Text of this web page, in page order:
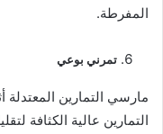
المفرطة.
تمرني بوعي
مارسي التمارين
التمارين عالية الكثافة